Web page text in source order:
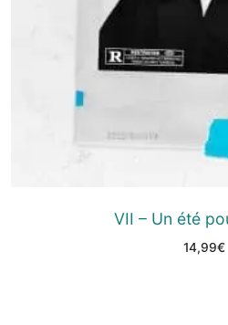
VII – Un été
14,99€